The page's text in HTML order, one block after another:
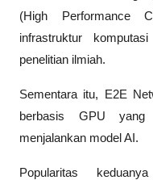
(High Performance
infrastruktur
penelitian ilmiah.
Sementara itu, E2E
berbasis GPU
menjalankan model AI.
Popularitas